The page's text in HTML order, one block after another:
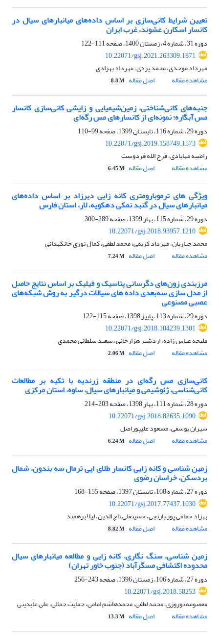
تعیین شرایط کانی‌سازی بر اساس داده‌های میانبارهای سیال در
کانسار اسکارن عشوند، غرب ایران
دوره 31، شماره 4، زمستان 1400، صفحه
111-122
10.22071/gsj.2021.263309.1871
مهرداد موحدی، محمد یزدی، مهرداد بهزادی
مشاهده مقاله
اصل مقاله 8.8 M
جنبه‌های کانی‌شناختی، زمین‌شیمیایی و زایشی کانی‌سازی کانسار
مس آبگاره؛ نمونه‌ای از کانسارهای مس رگه‌ای
دوره 29، شماره 116، تابستان 1399، صفحه
99-110
10.22071/gsj.2019.158749.1573
راضیه مهابادی، فرج الله فردوست
مشاهده مقاله
اصل مقاله 6.45 M
ویژگی های ترموبارومتری کانه زایی دیرزاد بر اساس داده‌های
میانبارهای سیال در گنبد نمکی دهکویه، لار، استان فارس
دوره 29، شماره 115، بهار 1399، صفحه
289-300
10.22071/gsj.2018.93957.1210
محمد جباریان، مهرداد کریمی، محمد لطفی، کمال نوری خانکهدانی
مشاهده مقاله
اصل مقاله 7.24 M
مرزبندی زون‌های دگرسانی پتاسیک و فیلیک بر اساس نتایج حاصل
از مدل سازی سه‌بعدی داده های سیالات درگیر به روش شبکه‌های
عصبی مصنوعی
دوره 29، شماره 113، پاییز 1398، صفحه
115-122
10.22071/gsj.2018.104239.1301
ملیحه عباس زاده، اردشیر هزارخانی، سعید سلطانی محمدی
مشاهده مقاله
اصل مقاله 2.06 M
کانی‌سازی مس رگه‌ای در منطقه‌ زرندیه با تکیه بر مطالعات
کانی‌شناسی، ژئوشیمی و میانبارهای سیال، ساوه، استان مرکزی
دوره 28، شماره 111، بهار 1398، صفحه
203-214
10.22071/gsj.2018.82635.1090
سیران یوسفی، مسعود علیپوراصل
مشاهده مقاله
اصل مقاله 6.24 M
زمین شناسی و کانه زایی کانسار طلای اپی ترمال سه بندون، شمال
بردسکن، خراسان رضوی
دوره 27، شماره 108، تابستان 1397، صفحه
155-168
10.22071/gsj.2017.77437.1030
بهزاد حمامی پور بارنجی، حسینعلی تاج الدین، لیلا برهمند
مشاهده مقاله
اصل مقاله 8.82 M
زمین شناسی، سنگ نگاری، کانه زایی و مطالعه میانبارهای سیال
محدوده اکتشافی مسگرآباد (جنوب خاور تهران)
دوره 27، شماره 106، زمستان 1396، صفحه
243-256
10.22071/gsj.2018.58253
معصومه نوروزی، محمد لطفی، محمدهاشم امامی، حمایت جمالی، علی عابدینی
مشاهده مقاله
اصل مقاله 13.3 M